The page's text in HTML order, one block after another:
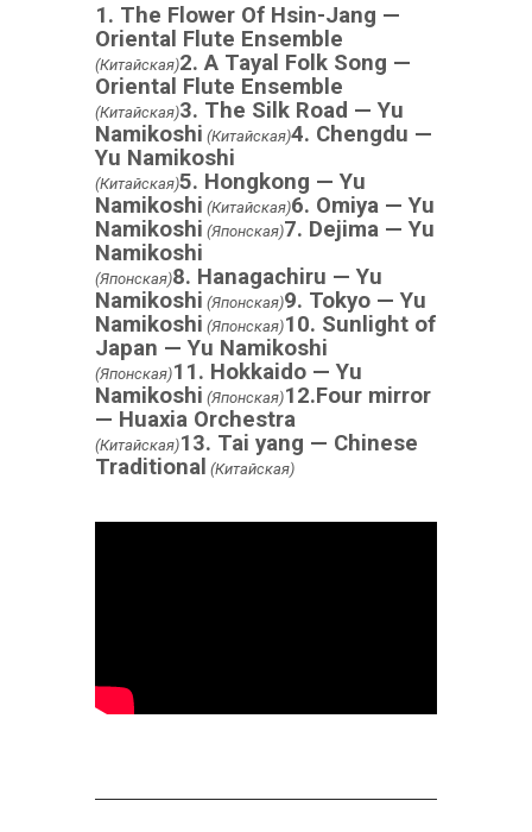
1. The Flower Of Hsin-Jang —
Oriental Flute Ensemble
(Китайская)2. A Tayal Folk Song —
Oriental Flute Ensemble
(Китайская)3. The Silk Road — Yu
Namikoshi (Китайская)4. Chengdu —
Yu Namikoshi
(Китайская)5. Hongkong — Yu
Namikoshi (Китайская)6. Omiya — Yu
Namikoshi (Японская)7. Dejima — Yu
Namikoshi
(Японская)8. Hanagachiru — Yu
Namikoshi (Японская)9. Tokyo — Yu
Namikoshi (Японская)10. Sunlight of
Japan — Yu Namikoshi
(Японская)11. Hokkaido — Yu
Namikoshi (Японская)12.Four mirror
— Huaxia Orchestra
(Китайская)13. Tai yang — Chinese
Traditional (Китайская)